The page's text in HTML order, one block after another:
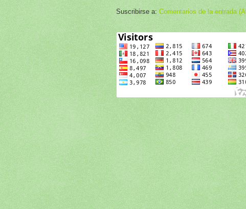
Suscribirse a: Comentarios de la entrada